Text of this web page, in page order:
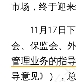
市场 ，终于迎
11月17日下
会、保监会、
管理业务的指
导意见》），